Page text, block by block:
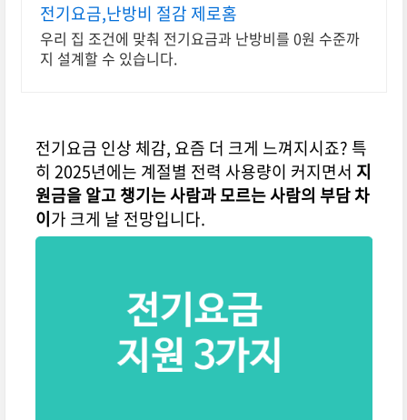
전기요금,난방비 절감 제로홈
우리 집 조건에 맞춰 전기요금과 난방비를 0원 수준까
지 설계할 수 있습니다.
전기요금 인상 체감, 요즘 더 크게 느껴지시죠? 특
히 2025년에는 계절별 전력 사용량이 커지면서 지
원금을 알고 챙기는 사람과 모르는 사람의 부담 차
이가 크게 날 전망입니다.